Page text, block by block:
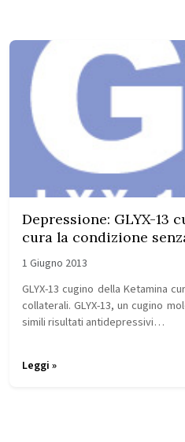
Depressione: GLYX-13
cura la condizione
1 Giugno 2013
GLYX-13 cugino della Ketamina
collaterali. GLYX-13, un cugino
simili risultati antidepressivi…
Leggi »